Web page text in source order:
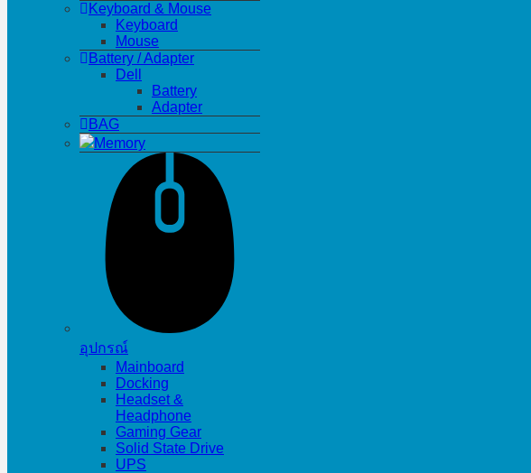
Keyboard & Mouse
Keyboard
Mouse
Battery / Adapter
Dell
Battery
Adapter
BAG
Memory
อุปกรณ์
Mainboard
Docking
Headset &
Headphone
Gaming Gear
Solid State Drive
UPS